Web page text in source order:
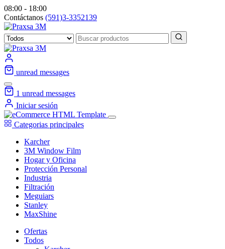
08:00 - 18:00
Contáctanos (591)3-3352139
unread messages
1 unread messages
Iniciar sesión
Categorias principales
Karcher
3M Window Film
Hogar y Oficina
Protección Personal
Industria
Filtración
Meguiars
Stanley
MaxShine
Ofertas
Todos